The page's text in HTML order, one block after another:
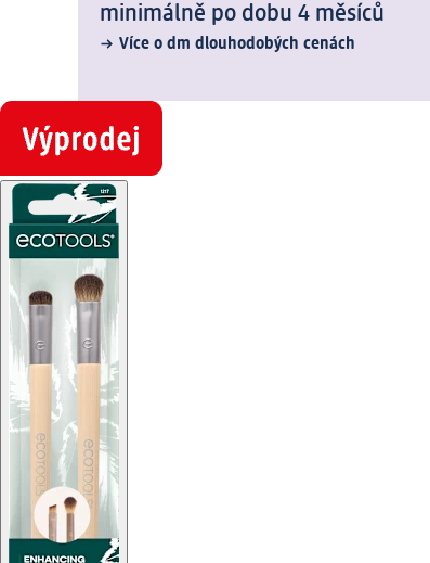
minimálně po dobu 4 měsíců
Více o dm dlouhodobých cenách